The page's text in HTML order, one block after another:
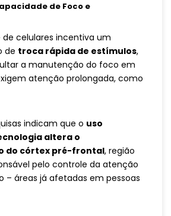
de Foco e
celulares incentiva um
de troca rápida de estímulos,
a manutenção do foco em
atenção prolongada, como
indicam que o uso
altera o
do córtex pré-frontal, região
pelo controle da atenção
– áreas já afetadas em pessoas